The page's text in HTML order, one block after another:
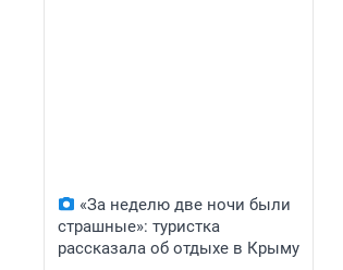
«За неделю две ночи были
страшные»: туристка
рассказала об отдыхе в Крыму